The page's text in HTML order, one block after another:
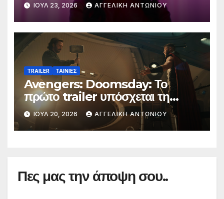
ΙΟΎΛ 23, 2026 ΑΓΓΕΛΙΚΉ ΑΝΤΩΝΊΟΥ
TRAILER ΤΑΙΝΙΕΣ
Avengers: Doomsday: Το
πρώτο trailer υπόσχεται τη
μεγαλύτερη μάχη στην ιστορία
της Marvel
ΙΟΎΛ 20, 2026 ΑΓΓΕΛΙΚΉ ΑΝΤΩΝΊΟΥ
Πες μας την άποψη σου..